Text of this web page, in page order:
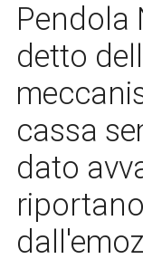
Pendola
detto
cassa
dato